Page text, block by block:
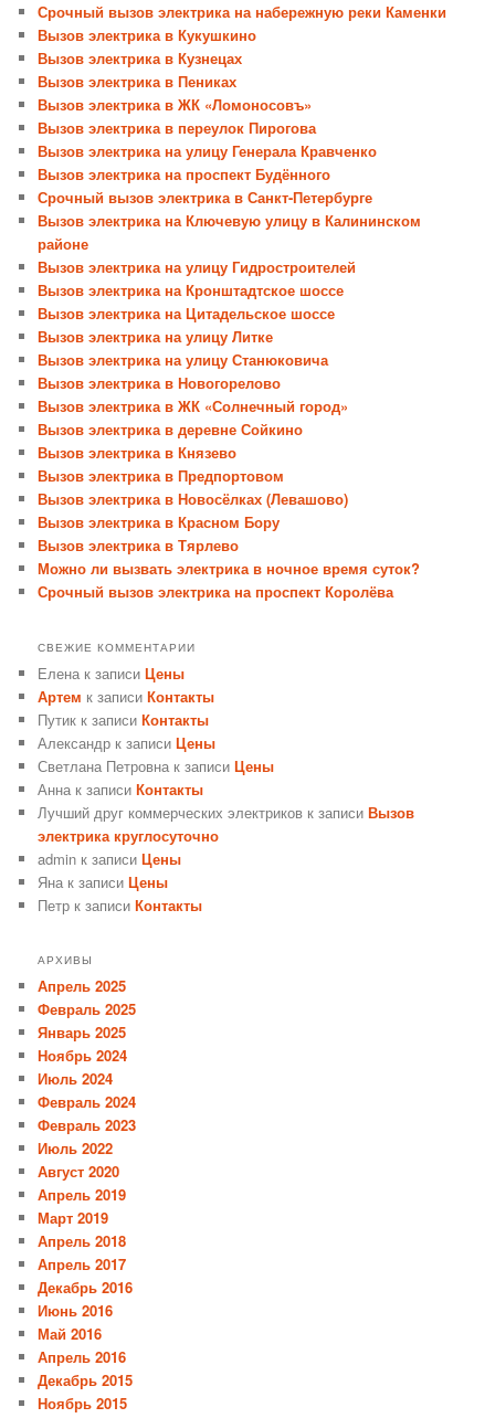
Срочный вызов электрика на набережную реки Каменки
Вызов электрика в Кукушкино
Вызов электрика в Кузнецах
Вызов электрика в Пениках
Вызов электрика в ЖК «Ломоносовъ»
Вызов электрика в переулок Пирогова
Вызов электрика на улицу Генерала Кравченко
Вызов электрика на проспект Будённого
Срочный вызов электрика в Санкт-Петербурге
Вызов электрика на Ключевую улицу в Калининском
районе
Вызов электрика на улицу Гидростроителей
Вызов электрика на Кронштадтское шоссе
Вызов электрика на Цитадельское шоссе
Вызов электрика на улицу Литке
Вызов электрика на улицу Станюковича
Вызов электрика в Новогорелово
Вызов электрика в ЖК «Солнечный город»
Вызов электрика в деревне Сойкино
Вызов электрика в Князево
Вызов электрика в Предпортовом
Вызов электрика в Новосёлках (Левашово)
Вызов электрика в Красном Бору
Вызов электрика в Тярлево
Можно ли вызвать электрика в ночное время суток?
Срочный вызов электрика на проспект Королёва
СВЕЖИЕ КОММЕНТАРИИ
Елена к записиЦены
Артем к записиКонтакты
Путик к записиКонтакты
Александр к записиЦены
Светлана Петровна к записиЦены
Анна к записиКонтакты
Лучший друг коммерческих электриков к записиВызов
электрика круглосуточно
admin к записиЦены
Яна к записиЦены
Петр к записиКонтакты
АРХИВЫ
Апрель 2025
Февраль 2025
Январь 2025
Ноябрь 2024
Июль 2024
Февраль 2024
Февраль 2023
Июль 2022
Август 2020
Апрель 2019
Март 2019
Апрель 2018
Апрель 2017
Декабрь 2016
Июнь 2016
Май 2016
Апрель 2016
Декабрь 2015
Ноябрь 2015